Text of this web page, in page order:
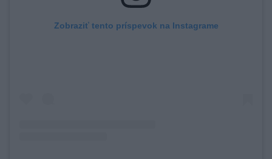
Zobraziť tento príspevok na Instagrame